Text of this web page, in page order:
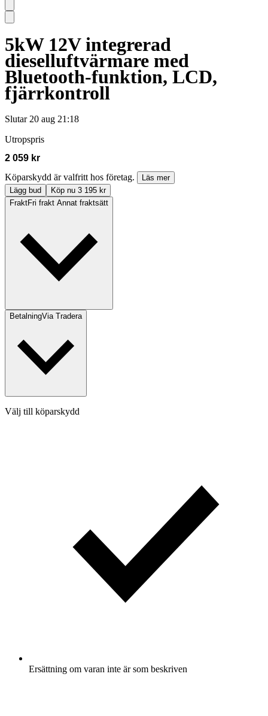
5kW 12V integrerad
dieselluftvärmare med
Bluetooth-funktion, LCD,
fjärrkontroll
Slutar 20 aug 21:18
Utropspris
2 059 kr
Köparskydd är valfritt hos företag.
Läs mer
Lägg bud
Köp nu 3 195 kr
FraktFri frakt Annat fraktsätt
BetalningVia Tradera
Välj till köparskydd
Ersättning om varan inte är som beskriven